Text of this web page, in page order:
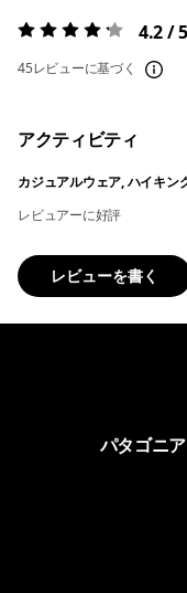
評価:4.2 / 5 4.2 / 5
45レビューに基づく
アクティビティ
カジュアルウェア, ハイキン
レビュアーに好評
レビューを書く
パタゴニ